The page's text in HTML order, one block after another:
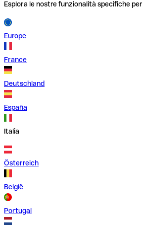
Esplora le nostre funzionalità specifiche
Europe
France
Deutschland
España
Italia
Österreich
België
Portugal